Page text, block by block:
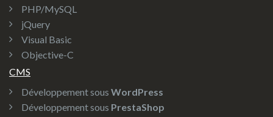
PHP/MySQL
jQuery
Visual Basic
Objective-C
CMS
Développement sous WordPress
Développement sous PrestaShop